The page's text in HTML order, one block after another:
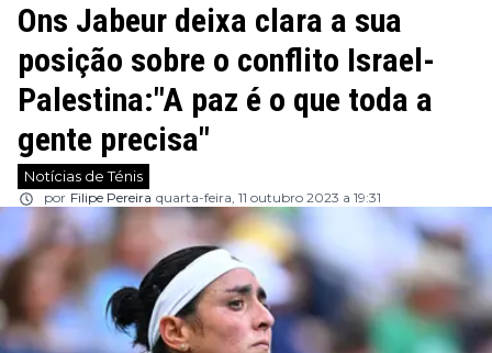
Ons Jabeur deixa clara a sua
posição sobre o conflito Israel-
Palestina:"A paz é o que toda a
gente precisa"
Notícias de Ténis
por Filipe Pereira quarta-feira, 11 outubro 2023 a 19:31